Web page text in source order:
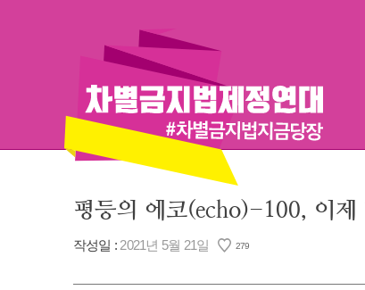
평등의 에코(echo)-100, 이제
작성일 : 2021년 5월 21일 279